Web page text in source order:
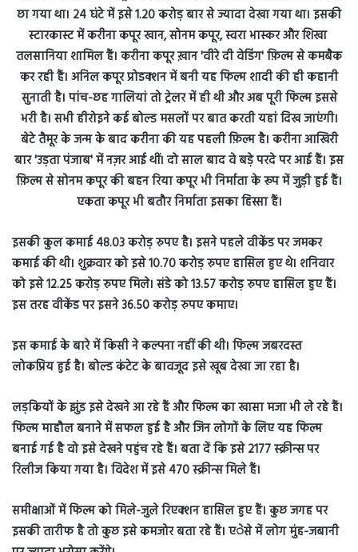
इसकी कुल कमाई 48.03 करोड़ रुपए है। इसने पहले वीकेंड पर जमकर
कमाई की थी। शुक्रवार को इसे 10.70 करोड़ रुपए हासिल हुए थे। शनिवार
को इसे 12.25 करोड़ रुपए मिले। संडे को 13.57 करोड़ रुपए हासिल हुए हैं।
इस तरह वीकेंड पर इसने 36.50 करोड़ रुपए कमाए।
इस कमाई के बारे में किसी ने कल्पना नहीं की थी। फिल्म जबरदस्त
लोकप्रिय हुई है। बोल्ड कंटेट के बावजूद इसे खूब देखा जा रहा है।
लड़कियों के झुंड इसे देखने आ रहे हैं और फिल्म का खासा मजा भी ले रहे हैं।
फिल्म माहौल बनाने में सफल हुई है और जिन लोगों के लिए यह फिल्म
बनाई गई है वो इसे देखने पहुंच रहे हैं। बता दें कि इसे 2177 स्क्रीन्स पर
रिलीज किया गया है। विदेश में इसे 470 स्क्रीन्स मिले हैं।
समीक्षाओं में फिल्म को मिले-जुले रिएक्शन हासिल हुए हैं। कुछ जगह पर
इसकी तारीफ है तो कुछ इसे कमजोर बता रहे हैं। एेसे में लोग मुंह-जबानी